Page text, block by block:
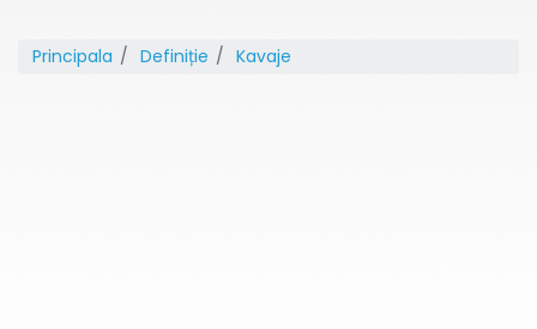
Principala Definiție Kavaje